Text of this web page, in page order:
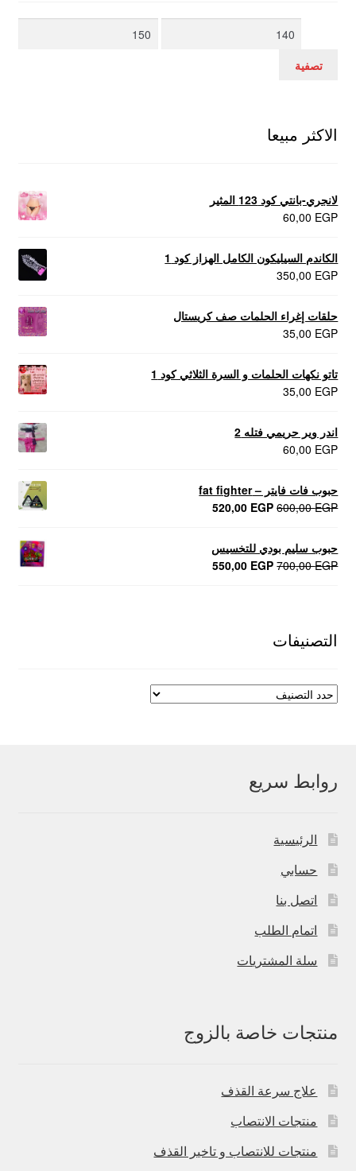
أدنى
أعلى
تصفية
الاكثر مبيعا
لانجري-بانتي كود 123 المثير
60,00 EGP
الكاندم السيليكون الكامل الهزاز كود 1
350,00 EGP
حلقات إغراء الحلمات صف كريستال
35,00 EGP
تاتو نكهات الحلمات و السرة الثلاثي كود 1
35,00 EGP
اندر وير حريمي فتله 2
60,00 EGP
حبوب فات فايتر – fat fighter
600,00EGP
السعر
600,00 EGP.
520,00 EGP
السعر
520,00 EGP.
حبوب سليم بودي للتخسيس
700,00EGP
السعر550,00 EGP
السعر
التصنيفات
روابط سريع
الرئيسية
حسابي
اتصل بنا
اتمام الطلب
سلة المشتريات
منتجات خاصة بالزوج
علاج سرعة القذف
منتجات الانتصاب
منتجات للانتصاب و تاخير القذف